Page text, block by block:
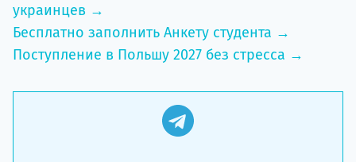
украинцев →
Бесплатно заполнить Анкету студента →
Поступление в Польшу 2027 без стресса →